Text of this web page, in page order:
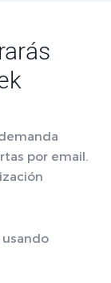
por email.